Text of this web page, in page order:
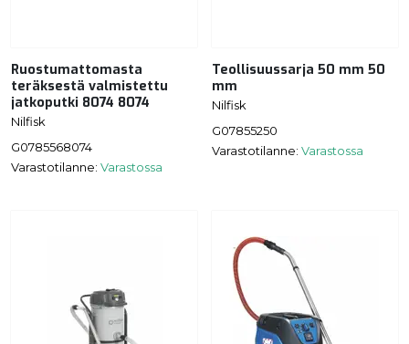
Ruostumattomasta
teräksestä valmistettu
jatkoputki 8074 8074
Nilfisk
G0785568074
Varastotilanne: Varastossa
Teollisuussarja 50 mm 50
mm
Nilfisk
G07855250
Varastotilanne: Varastossa